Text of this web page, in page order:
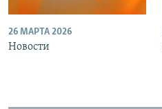
26 МАРТА 2026
Новости